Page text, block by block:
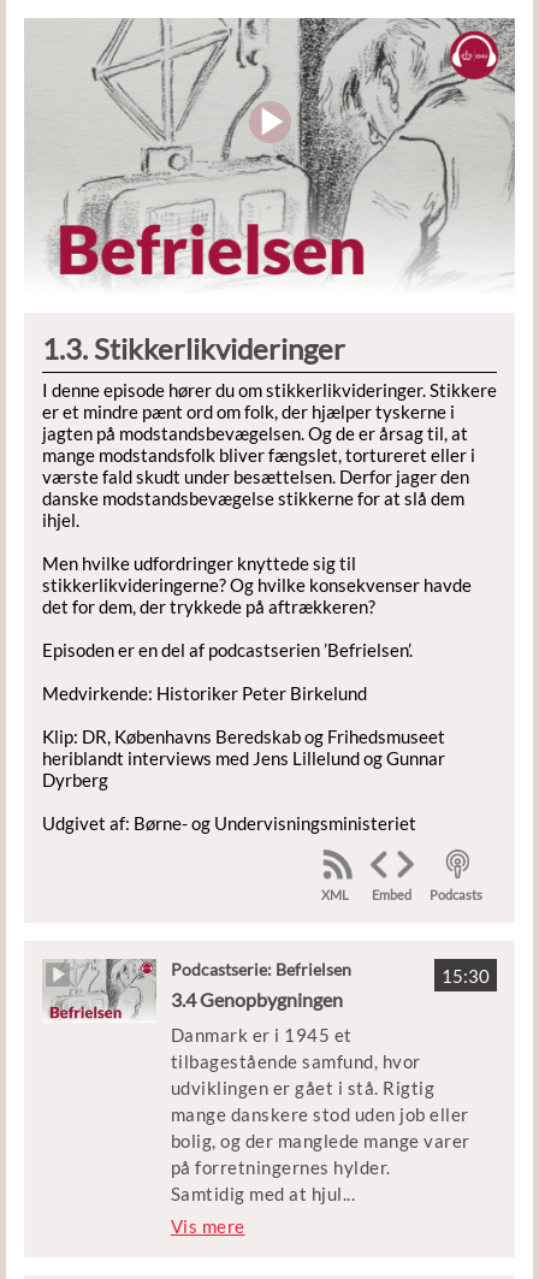
1.3. Stikkerlikvideringer
I denne episode hører du om stikkerlikvideringer. Stikkere
er et mindre pænt ord om folk, der hjælper tyskerne i
jagten på modstandsbevægelsen. Og de er årsag til, at
mange modstandsfolk bliver fængslet, tortureret eller i
værste fald skudt under besættelsen. Derfor jager den
danske modstandsbevægelse stikkerne for at slå dem
ihjel.
Men hvilke udfordringer knyttede sig til
stikkerlikvideringerne? Og hvilke konsekvenser havde
det for dem, der trykkede på aftrækkeren?
Episoden er en del af podcastserien ’Befrielsen’.
Medvirkende: Historiker Peter Birkelund
Klip: DR, Københavns Beredskab og Frihedsmuseet
heriblandt interviews med Jens Lillelund og Gunnar
Dyrberg
Udgivet af: Børne- og Undervisningsministeriet
XML Embed Podcasts
15:30
Podcastserie: Befrielsen
3.4 Genopbygningen
Danmark er i 1945 et
tilbagestående samfund, hvor
udviklingen er gået i stå. Rigtig
mange danskere stod uden job eller
bolig, og der manglede mange varer
på forretningernes hylder.
Samtidig med at hjul...
ene skulle rulles i gang i samfundet,
Vis mere